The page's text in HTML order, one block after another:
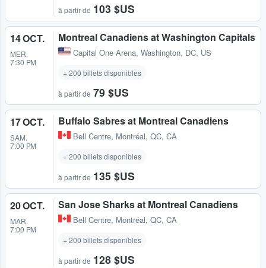
à partir de 103 $US
14 OCT.
MER.
7:30 PM
Montreal Canadiens at Washington Capitals
Capital One Arena, Washington, DC, US
+ 200 billets disponibles
à partir de 79 $US
17 OCT.
SAM.
7:00 PM
Buffalo Sabres at Montreal Canadiens
Bell Centre, Montréal, QC, CA
+ 200 billets disponibles
à partir de 135 $US
20 OCT.
MAR.
7:00 PM
San Jose Sharks at Montreal Canadiens
Bell Centre, Montréal, QC, CA
+ 200 billets disponibles
à partir de 128 $US